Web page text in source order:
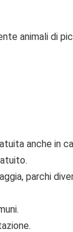
animali di
anche in
parchi